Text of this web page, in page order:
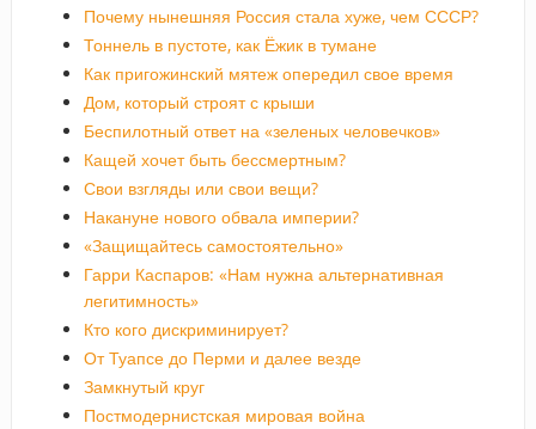
Почему нынешняя Россия стала хуже, чем СССР?
Тоннель в пустоте, как Ёжик в тумане
Как пригожинский мятеж опередил свое время
Дом, который строят с крыши
Беспилотный ответ на «зеленых человечков»
Кащей хочет быть бессмертным?
Свои взгляды или свои вещи?
Накануне нового обвала империи?
«Защищайтесь самостоятельно»
Гарри Каспаров: «Нам нужна альтернативная
легитимность»
Кто кого дискриминирует?
От Туапсе до Перми и далее везде
Замкнутый круг
Постмодернистская мировая война